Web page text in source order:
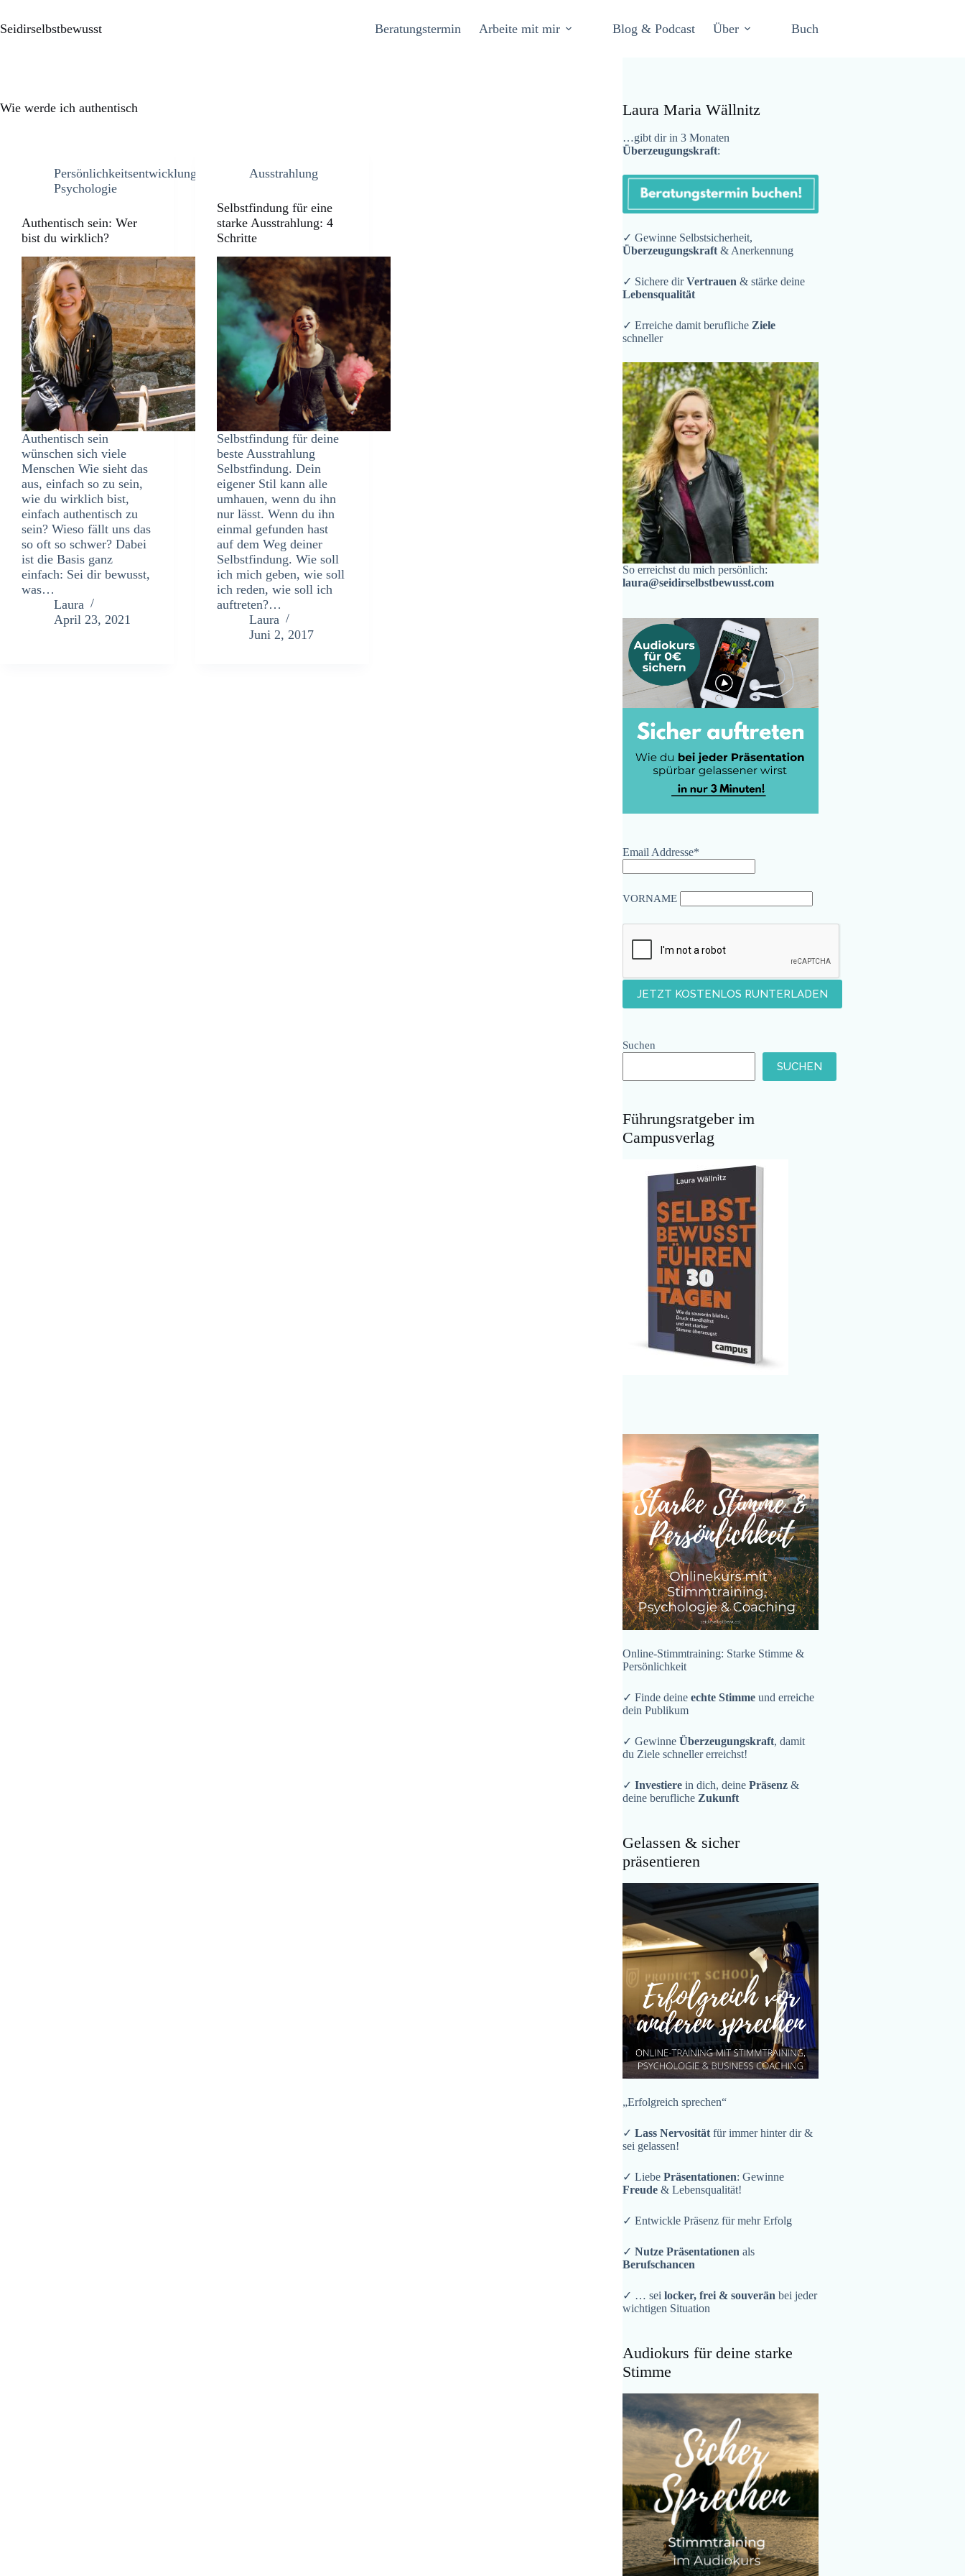
Seidirselbstbewusst Beratungstermin Arbeite mit mir Blog & Podcast Über Buch
Wie werde ich authentisch
Persönlichkeitsentwicklung
Psychologie
Authentisch sein: Wer
bist du wirklich?
Authentisch sein
wünschen sich viele
Menschen Wie sieht das
aus, einfach so zu sein,
wie du wirklich bist,
einfach authentisch zu
sein? Wieso fällt uns das
so oft so schwer? Dabei
ist die Basis ganz
einfach: Sei dir bewusst,
was…
Laura
April 23, 2021
Ausstrahlung
Selbstfindung für eine
starke Ausstrahlung: 4
Schritte
Selbstfindung für deine
beste Ausstrahlung
Selbstfindung. Dein
eigener Stil kann alle
umhauen, wenn du ihn
nur lässt. Wenn du ihn
einmal gefunden hast
auf dem Weg deiner
Selbstfindung. Wie soll
ich mich geben, wie soll
ich reden, wie soll ich
auftreten?…
Laura
Juni 2, 2017
Laura Maria Wällnitz
…gibt dir in 3 Monaten
Überzeugungskraft:
✓ Gewinne Selbstsicherheit,
Überzeugungskraft & Anerkennung
✓ Sichere dirVertrauen & stärke deine
Lebensqualität
✓ Erreiche damit berufliche Ziele
schneller
So erreichst du mich persönlich:
laura@seidirselbstbewusst.com
Email Addresse*
VORNAME
Suchen
SUCHEN
Führungsratgeber im
Campusverlag
Online-Stimmtraining: Starke Stimme &
Persönlichkeit
✓ Finde deineechte Stimme und erreiche
dein Publikum
✓ GewinneÜberzeugungskraft, damit
du Ziele schneller erreichst!
✓Investiere in dich, deinePräsenz &
deine berufliche Zukunft
Gelassen & sicher
präsentieren
„Erfolgreich sprechen“
✓Lass Nervosität für immer hinter dir &
sei gelassen!
✓ LiebePräsentationen: Gewinne
Freude & Lebensqualität!
✓ Entwickle Präsenz für mehr Erfolg
✓Nutze Präsentationenals
Berufschancen
✓ … seilocker, frei & souverän bei jeder
wichtigen Situation
Audiokurs für deine starke
Stimme